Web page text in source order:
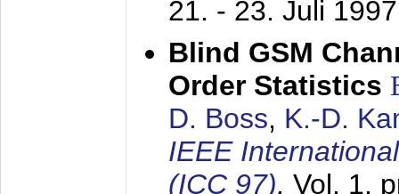
21. - 23. Juli 1997
Blind GSM
Order Statistics
D. Boss, K.-D.
IEEE
(ICC 97), Vol. 1,